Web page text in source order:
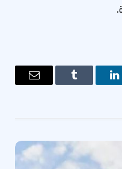
لينكدإن Tumblr
البريد